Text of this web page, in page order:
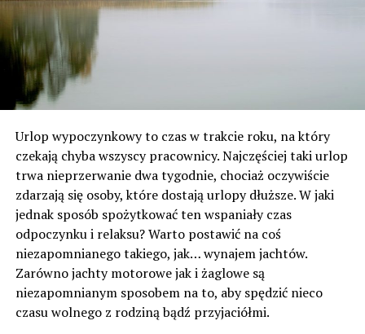
Urlop wypoczynkowy to czas w trakcie roku, na który
czekają chyba wszyscy pracownicy. Najczęściej taki urlop
trwa nieprzerwanie dwa tygodnie, chociaż oczywiście
zdarzają się osoby, które dostają urlopy dłuższe. W jaki
jednak sposób spożytkować ten wspaniały czas
odpoczynku i relaksu? Warto postawić na coś
niezapomnianego takiego, jak… wynajem jachtów.
Zarówno jachty motorowe jak i żaglowe są
niezapomnianym sposobem na to, aby spędzić nieco
czasu wolnego z rodziną bądź przyjaciółmi.